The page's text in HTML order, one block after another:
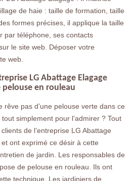
de haie : taille de formation, taille
formes précises, il applique la taille
par téléphone, ses contacts
le site web. Déposer votre
web.
LG Abattage Elagage
en rouleau
pas d’une pelouse verte dans ce
simplement pour l’admirer ? Tout
de l’entreprise LG Abattage
ont exprimé ce désir à cette
de jardin. Les responsables de
de pelouse en rouleau. Ils ont
technique. Les jardiniers de